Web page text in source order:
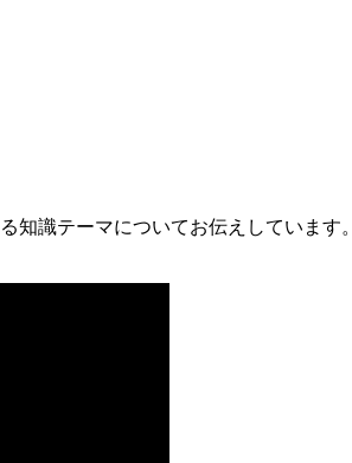
知識テーマについてお伝えしています。